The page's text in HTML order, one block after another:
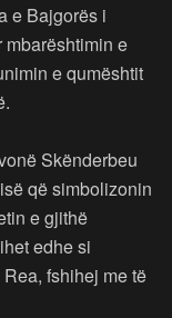
e Bajgorës i
mbarështimin e
e qumështit
Skënderbeu
që simbolizonin
e gjithë
edhe si
fshihej me të